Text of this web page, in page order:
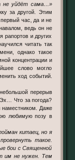
не уйдёт сама…»
за другой. Этим
час, да и не
ведь он не
рапортов и других
читать так
однако такое
концентрации и
слово могло
ход событий.
перерыв
Что за погода?
наместником. Даже
любимую позу в
китаец, но я
такое.
бои с Священной
им не нужен. Тем